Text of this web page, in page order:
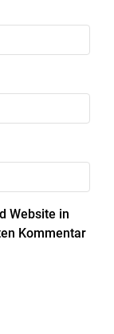
Website in
Kommentar